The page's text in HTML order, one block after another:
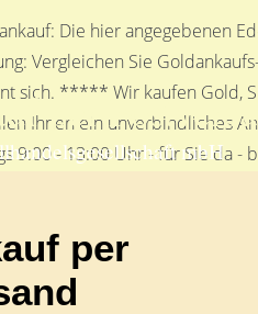
Die hier angegebenen
Vergleichen Sie
sich. ***** Wir kaufen Gold,
Ihnen ein unverbindliches
9:00 - 13:00 Uhr - für Sie
per
mbH
per